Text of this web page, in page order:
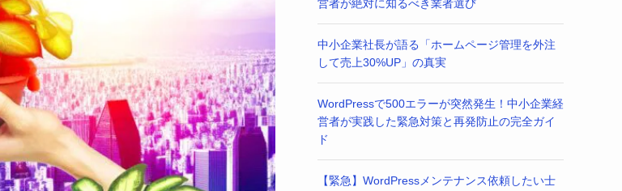
営者が絶対に知るべき業者選び
中小企業社長が語る「ホームページ管理を外注
して売上30%UP」の真実
WordPressで500エラーが突然発生！中小企業経
営者が実践した緊急対策と再発防止の完全ガイ
ド
【緊急】WordPressメンテナンス依頼したい士